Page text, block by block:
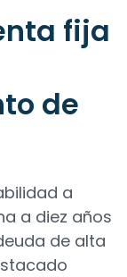
fija
de
a
a diez años
de alta